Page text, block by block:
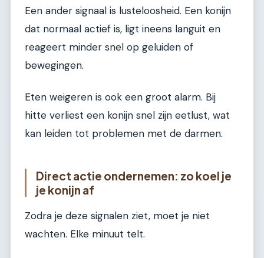
Een ander signaal is lusteloosheid. Een konijn
dat normaal actief is, ligt ineens languit en
reageert minder snel op geluiden of
bewegingen.
Eten weigeren is ook een groot alarm. Bij
hitte verliest een konijn snel zijn eetlust, wat
kan leiden tot problemen met de darmen.
Direct actie ondernemen: zo koel je
je konijn af
Zodra je deze signalen ziet, moet je niet
wachten. Elke minuut telt.